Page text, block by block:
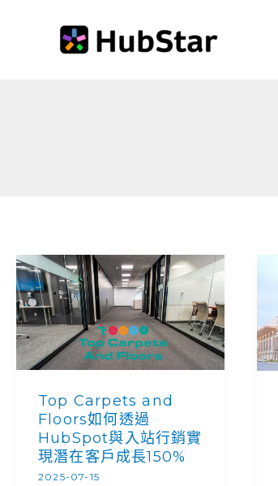
Top Carpets and
Floors如何透過
HubSpot與入站行銷實
現潛在客戶成長150%
2025-07-15